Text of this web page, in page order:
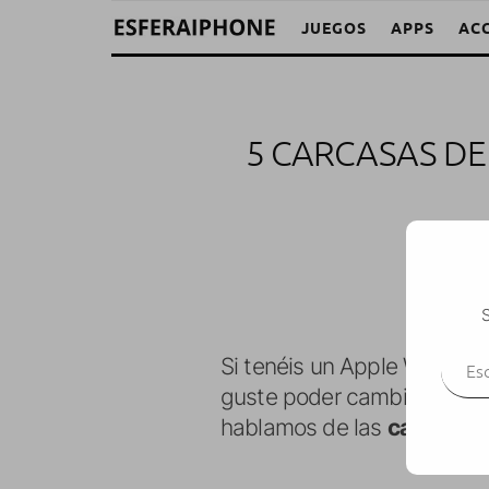
JUEGOS APPS
5 CARCASAS
Si tenéis un Apple Watch
guste poder cambiar su
hablamos de las carcasas